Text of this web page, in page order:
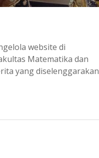
website di
Matematika dan
yang diselenggarakan